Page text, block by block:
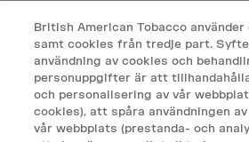
INFO.SE@VELO.COM
British American Tobacco använder
samt cookies från tredje part.
användning av cookies och
personuppgifter är att
och personalisering av vår
cookies), att spåra användningen
vår webbplats (prestanda- och